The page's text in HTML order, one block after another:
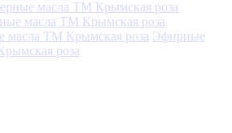
масла ТМ Крымская роза
Эфирные
роза